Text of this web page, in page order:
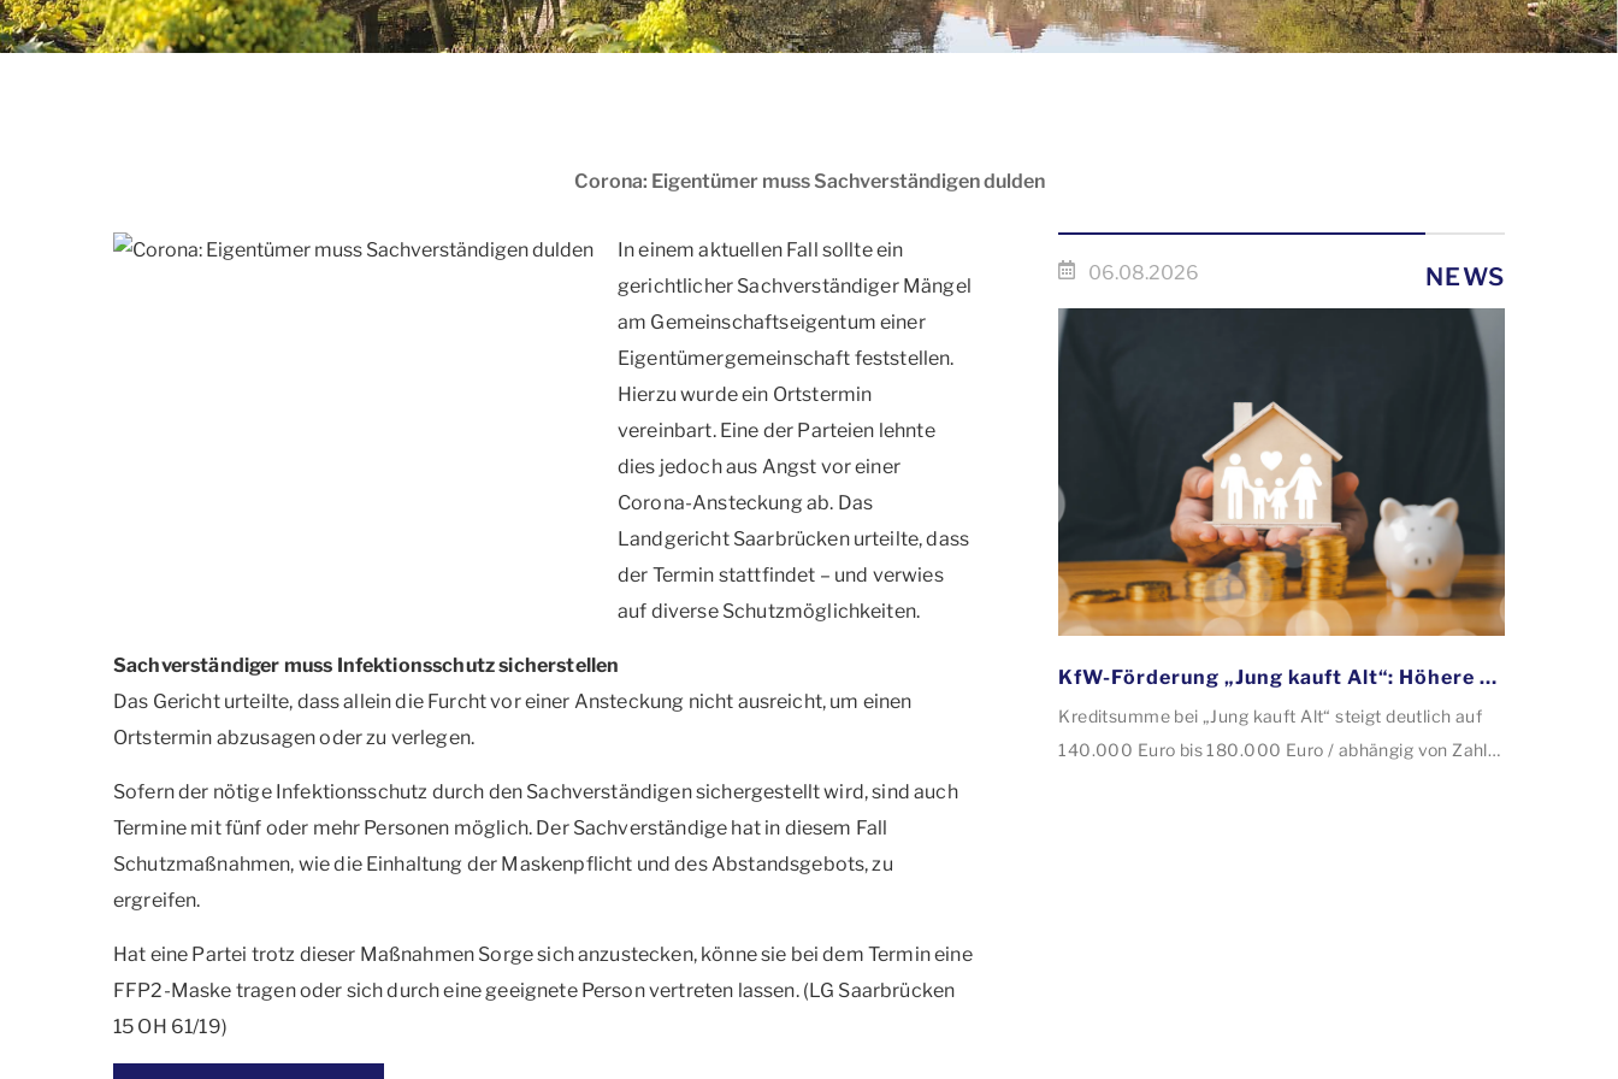
Corona: Eigentümer muss Sachverständigen dulden
In einem aktuellen Fall sollte ein
gerichtlicher Sachverständiger Mängel
am Gemeinschaftseigentum einer
Eigentümergemeinschaft feststellen.
Hierzu wurde ein Ortstermin
vereinbart. Eine der Parteien lehnte
dies jedoch aus Angst vor einer
Corona-Ansteckung ab. Das
Landgericht Saarbrücken urteilte, dass
der Termin stattfindet – und verwies
auf diverse Schutzmöglichkeiten.
Sachverständiger muss Infektionsschutz sicherstellen
Das Gericht urteilte, dass allein die Furcht vor einer Ansteckung nicht ausreicht, um einen
Ortstermin abzusagen oder zu verlegen.
Sofern der nötige Infektionsschutz durch den Sachverständigen sichergestellt wird, sind auch
Termine mit fünf oder mehr Personen möglich. Der Sachverständige hat in diesem Fall
Schutzmaßnahmen, wie die Einhaltung der Maskenpflicht und des Abstandsgebots, zu
ergreifen.
Hat eine Partei trotz dieser Maßnahmen Sorge sich anzustecken, könne sie bei dem Termin eine
FFP2-Maske tragen oder sich durch eine geeignete Person vertreten lassen. (LG Saarbrücken
15 OH 61/19)
06.08.2026 NEWS
KfW-Förderung „Jung kauft Alt“: Höhere Kredite ab August 2026
Kreditsumme bei „Jung kauft Alt“ steigt deutlich auf
140.000 Euro bis 180.000 Euro / abhängig von Zahl